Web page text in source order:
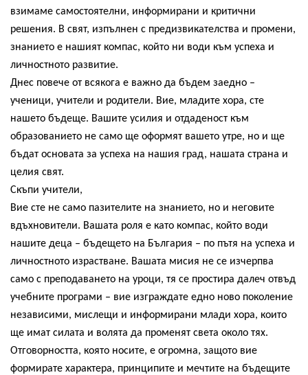
взимаме самостоятелни, информирани и критични
решения. В свят, изпълнен с предизвикателства и промени,
знанието е нашият компас, който ни води към успеха и
личностното развитие.
Днес повече от всякога е важно да бъдем заедно –
ученици, учители и родители. Вие, младите хора, сте
нашето бъдеще. Вашите усилия и отдаденост към
образованието не само ще оформят вашето утре, но и ще
бъдат основата за успеха на нашия град, нашата страна и
целия свят.
Скъпи учители,
Вие сте не само пазителите на знанието, но и неговите
вдъхновители. Вашата роля е като компас, който води
нашите деца – бъдещето на България – по пътя на успеха и
личностното израстване. Вашата мисия не се изчерпва
само с преподаването на уроци, тя се простира далеч отвъд
учебните програми – вие изграждате едно ново поколение
независими, мислещи и информирани млади хора, които
ще имат силата и волята да променят света около тях.
Отговорността, която носите, е огромна, защото вие
формирате характера, принципите и мечтите на бъдещите